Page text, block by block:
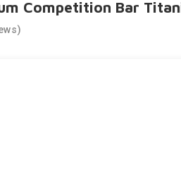
Competition Bar